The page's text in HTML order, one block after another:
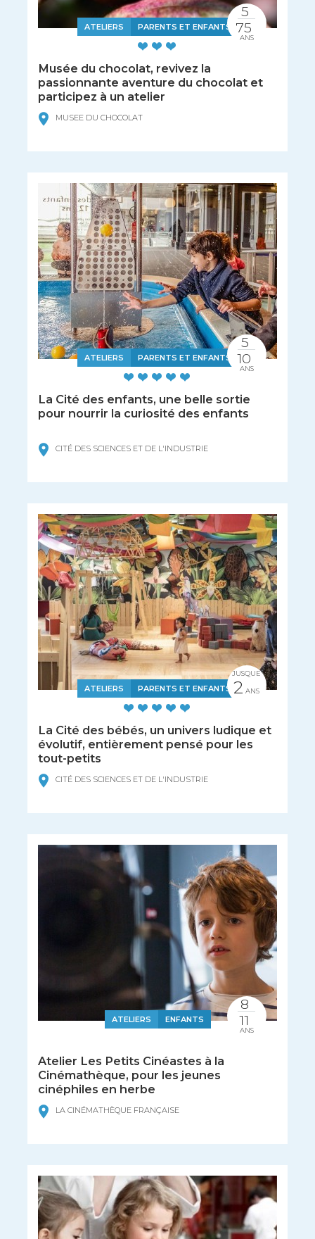
ATELIERS PARENTS ET ENFANTS
Musée du chocolat, revivez la
passionnante aventure du chocolat et
participez à un atelier
MUSEE DU CHOCOLAT
5
75
ANS
ATELIERS PARENTS ET ENFANTS
La Cité des enfants, une belle sortie
pour nourrir la curiosité des enfants
CITÉ DES SCIENCES ET DE L'INDUSTRIE
5
10
ANS
ATELIERS PARENTS ET ENFANTS
La Cité des bébés, un univers ludique et
évolutif, entièrement pensé pour les
tout-petits
CITÉ DES SCIENCES ET DE L'INDUSTRIE
JUSQUE
2 ANS
ATELIERS ENFANTS
Atelier Les Petits Cinéastes à la
Cinémathèque, pour les jeunes
cinéphiles en herbe
LA CINÉMATHÈQUE FRANÇAISE
8
11
ANS